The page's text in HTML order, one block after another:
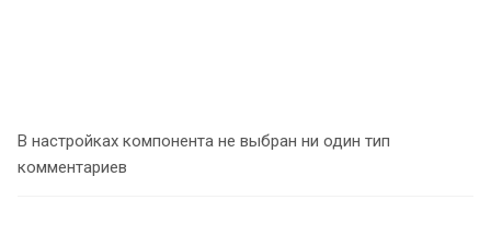
В настройках компонента не выбран ни один тип
комментариев